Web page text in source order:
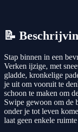
📝
Stap binnen in een
Verken ijzige, met
gladde, kronkelige
je uit om vooruit te
schoon te maken om
Swipe gewoon om de
onder je tot leven
laat geen enkele